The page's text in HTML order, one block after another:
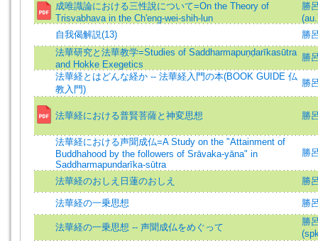
成唯識論における三性說について=On the Theory of
Trisvabhava in the Ch'eng-wei-shih-lun
勝
自我偈解説(13)
勝
法華研究と法華教学=Studies of Saddharmapuṇḍarīkasūtra
and Hokke Exegetics
勝
法華経とはどんな経か -- 法華経入門の本(BOOK GUIDE 仏
教入門)
勝
法華経における普賢菩薩と神変思想 勝
法華経における声聞成仏=A Study on the "Attainment of
Buddhahood by the followers of Srāvaka-yāna" in
Saddharmapundarīka-sūtra
勝
法華経のおしえ日蓮のおしえ 勝
法華経の一乗思想 勝
法華経の一乗思想 -- 声聞成仏をめぐって
勝